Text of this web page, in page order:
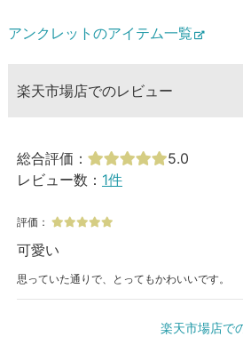
アンクレットのアイテム一覧
楽天市場店でのレビュー
総合評価：
5.0
レビュー数： 1件
評価：
可愛い
思っていた通りで、とってもかわいいです。
楽天市場店で